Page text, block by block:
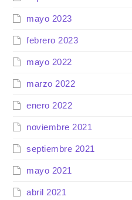
mayo 2023
febrero 2023
mayo 2022
marzo 2022
enero 2022
noviembre 2021
septiembre 2021
mayo 2021
abril 2021